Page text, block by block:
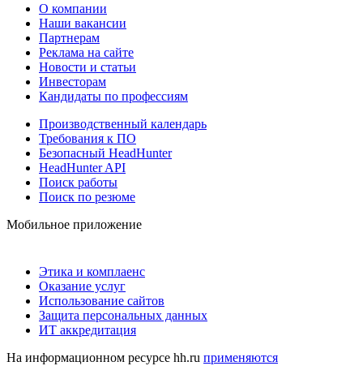
О компании
Наши вакансии
Партнерам
Реклама на сайте
Новости и статьи
Инвесторам
Кандидаты по профессиям
Производственный календарь
Требования к ПО
Безопасный HeadHunter
HeadHunter API
Поиск работы
Поиск по резюме
Мобильное приложение
Этика и комплаенс
Оказание услуг
Использование сайтов
Защита персональных данных
ИТ аккредитация
На информационном ресурсе hh.ru применяются